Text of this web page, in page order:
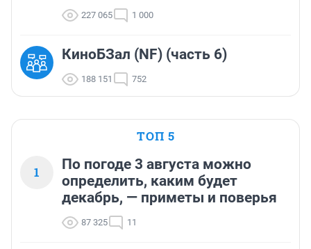
227 065 1 000
КиноБЗал (NF) (часть 6)
188 151 752
ТОП 5
1
По погоде 3 августа можно
определить, каким будет
декабрь, — приметы и поверья
87 325 11